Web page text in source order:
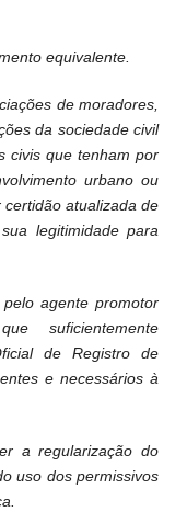
equivalente.
de moradores,
da sociedade civil
civis que tenham por
urbano ou
atualizada de
legitimidade para
agente promotor
suficientemente
de Registro de
e necessários à
a regularização do
uso dos permissivos